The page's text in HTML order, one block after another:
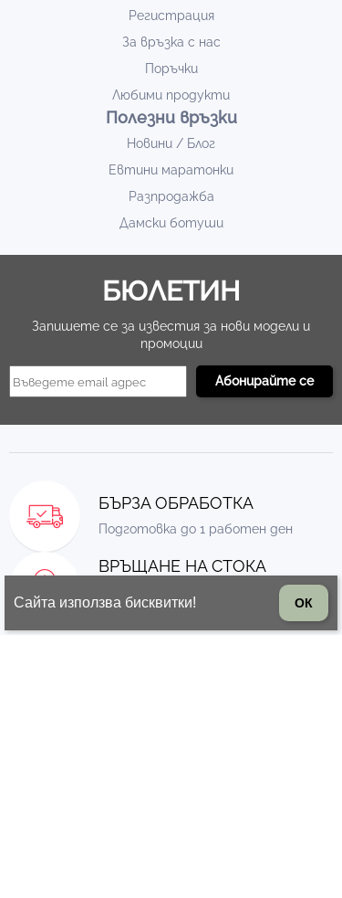
Регистрация
За връзка с нас
Поръчки
Любими продукти
Полезни връзки
Новини / Блог
Евтини маратонки
Разпродажба
Дамски ботуши
БЮЛЕТИН
Запишете се за известия за нови модели и
промоции
БЪРЗА ОБРАБОТКА
Подготовка до 1 работен ден
ВРЪЩАНЕ НА СТОКА
стоката
Сайта използва бисквитки! ОК